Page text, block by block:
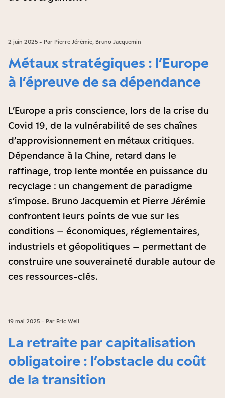
2 juin 2025 - Par Pierre Jérémie, Bruno Jacquemin
Métaux stratégiques : l’Europe
à l’épreuve de sa dépendance
L’Europe a pris conscience, lors de la crise du
Covid 19, de la vulnérabilité de ses chaînes
d’approvisionnement en métaux critiques.
Dépendance à la Chine, retard dans le
raffinage, trop lente montée en puissance du
recyclage : un changement de paradigme
s’impose. Bruno Jacquemin et Pierre Jérémie
confrontent leurs points de vue sur les
conditions – économiques, réglementaires,
industriels et géopolitiques – permettant de
construire une souveraineté durable autour de
ces ressources-clés.
19 mai 2025 - Par Eric Weil
La retraite par capitalisation
obligatoire : l’obstacle du coût
de la transition